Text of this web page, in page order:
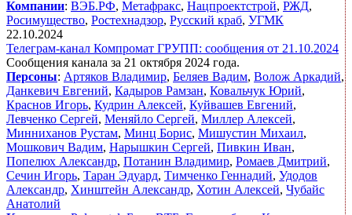
Компании: ВЭБ.РФ, Метафракс, Нацпроектстрой, РЖД,
Росимущество, Ростехнадзор, Русский краб, УГМК
22.10.2024
Телеграм-канал Компромат ГРУПП: сообщения от 21.10.2024
Сообщения канала за 21 октября 2024 года.
Персоны: Артяков Владимир, Беляев Вадим, Волож Аркадий,
Данкевич Евгений, Кадыров Рамзан, Ковальчук Юрий,
Краснов Игорь, Кудрин Алексей, Куйвашев Евгений,
Левченко Сергей, Меняйло Сергей, Миллер Алексей,
Минниханов Рустам, Минц Борис, Мишустин Михаил,
Мошкович Вадим, Нарышкин Сергей, Пивкин Иван,
Попелюх Александр, Потанин Владимир, Ромаев Дмитрий,
Сечин Игорь, Таран Эдуард, Тимченко Геннадий, Удодов
Александр, Хинштейн Александр, Хотин Алексей, Чубайс
Анатолий